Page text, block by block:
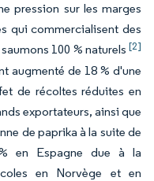
pression sur les marges
qui commercialisent des
100 % naturels [2]
augmenté de 18 % d'une
de récoltes réduites en
exportateurs, ainsi que
de paprika à la suite de
en Espagne due à la
en Norvège et en